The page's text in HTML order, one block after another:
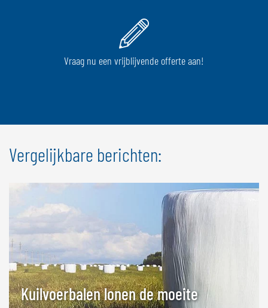
Vraag nu een vrijblijvende offerte aan!
Vergelijkbare berichten:
Kuilvoerbalen lonen de moeite